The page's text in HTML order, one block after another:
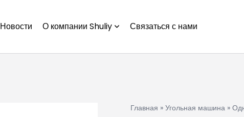
Новости О компании Shuliy Связаться с нами
Главная » Угольная машина »